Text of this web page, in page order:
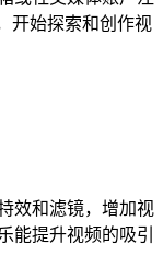
开始探索和创作视
效和滤镜，增加视
能提升视频的吸引